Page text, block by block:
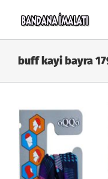
buff kayi bayra